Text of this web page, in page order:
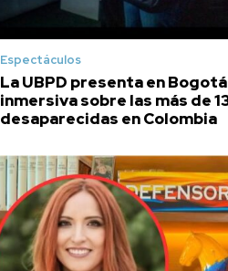
Espectáculos
La UBPD presenta en
inmersiva sobre las más de
desaparecidas en Colombia